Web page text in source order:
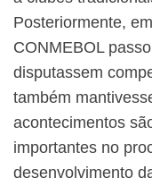
Posteriormente,
CONMEBOL
disputassem
também
acontecimentos
importantes no
desenvolvimento